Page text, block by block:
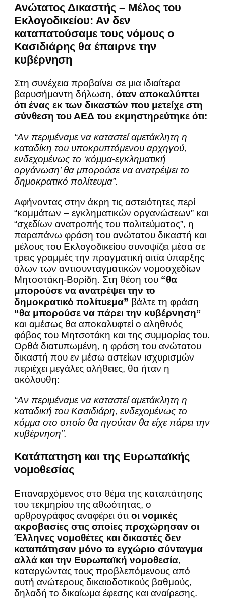
Ανώτατος Δικαστής – Μέλος του
Εκλογοδικείου: Αν δεν
καταπατούσαμε τους νόμους ο
Κασιδιάρης θα έπαιρνε την
κυβέρνηση
Στη συνέχεια προβαίνει σε μια ιδιαίτερα
βαρυσήμαντη δήλωση, όταν αποκαλύπτει
ότι ένας εκ των δικαστών που μετείχε στη
σύνθεση του ΑΕΔ του εκμηστηρεύτηκε ότι:
“Αν περιμέναμε να καταστεί αμετάκλητη η
καταδίκη του υποκρυπτόμενου αρχηγού,
ενδεχομένως το ‘κόμμα-εγκληματική
οργάνωση’ θα μπορούσε να ανατρέψει το
δημοκρατικό πολίτευμα”.
Αφήνοντας στην άκρη τις αστειότητες περί
“κομμάτων – εγκληματικών οργανώσεων” και
“σχεδίων ανατροπής του πολιτεύματος”, η
παραπάνω φράση του ανώτατου δικαστή και
μέλους του Eκλογοδικείου συνοψίζει μέσα σε
τρεις γραμμές την πραγματική αιτία ύπαρξης
όλων των αντισυνταγματικών νομοσχεδίων
Μητσοτάκη-Βορίδη. Στη θέση του “θα
μπορούσε να ανατρέψει την το
δημοκρατικό πολίτυεμα” βάλτε τη φράση
“θα μπορούσε να πάρει την κυβέρνηση”
και αμέσως θα αποκαλυφτεί ο αληθινός
φόβος του Μητσοτάκη και της συμμορίας του.
Ορθά διατυπωμένη, η φράση του ανώτατου
δικαστή που εν μέσω αστείων ισχυρισμών
περιέχει μεγάλες αλήθειες, θα ήταν η
ακόλουθη:
“Αν περιμέναμε να καταστεί αμετάκλητη η
καταδική του Κασιδιάρη, ενδεχομένως το
κόμμα στο οποίο θα ηγούταν θα είχε πάρει την
κυβέρνηση”.
Κατάπατηση και της Ευρωπαϊκής
νομοθεσίας
Επαναρχόμενος στο θέμα της καταπάτησης
του τεκμηρίου της αθωότητας, ο
αρθρογράφος αναφέρει ότι οι νομικές
ακροβασίες στις οποίες προχώρησαν οι
Έλληνες νομοθέτες και δικαστές δεν
καταπάτησαν μόνο το εγχώριο σύνταγμα
αλλά και την Ευρωπαϊκή νομοθεσία,
καταργώντας τους προβλεπόμενους από
αυτή ανώτερους δικαιοδοτικούς βαθμούς,
δηλαδή το δικαίωμα έφεσης και αναίρεσης.